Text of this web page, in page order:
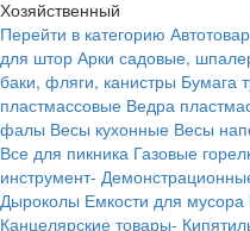
Хозяйственный
Перейти в категорию
для штор Арки садовые,
баки, фляги, канистры Бумага
пластмассовые Ведра
фалы Весы кухонные Весы
Все для пикника Газовые
инструмент-
Дыроколы Емкости для мусора
Канцелярские товары-